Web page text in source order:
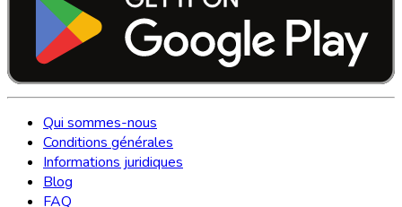
Qui sommes-nous
Conditions générales
Informations juridiques
Blog
FAQ